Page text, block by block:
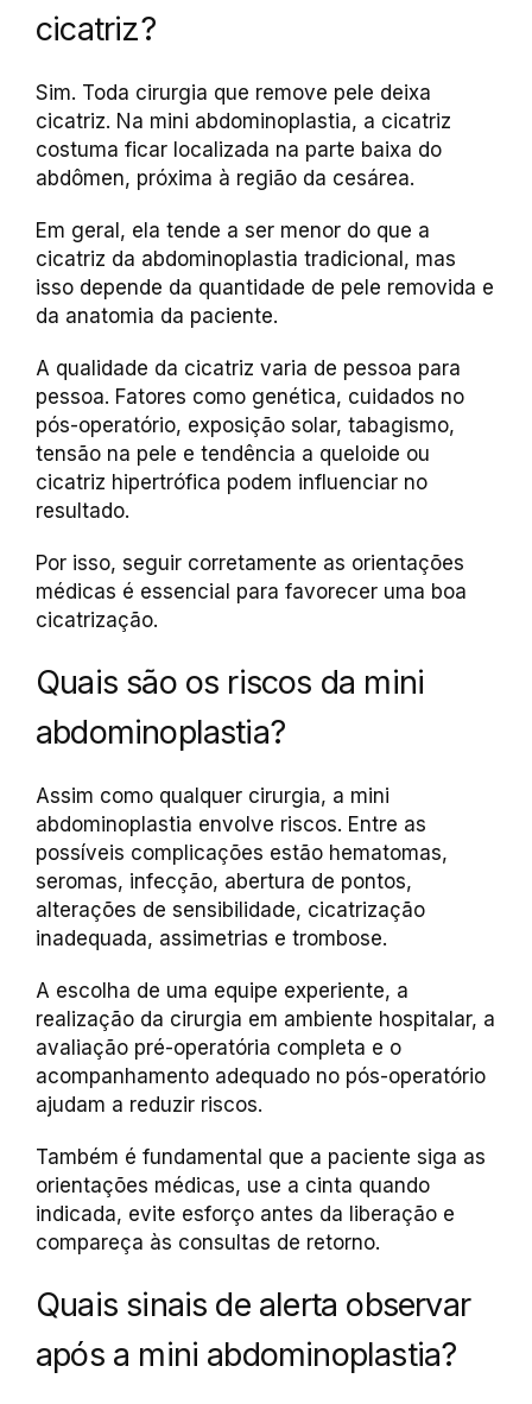
cicatriz?
Sim. Toda cirurgia que remove pele deixa
cicatriz. Na mini abdominoplastia, a cicatriz
costuma ficar localizada na parte baixa do
abdômen, próxima à região da cesárea.
Em geral, ela tende a ser menor do que a
cicatriz da abdominoplastia tradicional, mas
isso depende da quantidade de pele removida e
da anatomia da paciente.
A qualidade da cicatriz varia de pessoa para
pessoa. Fatores como genética, cuidados no
pós-operatório, exposição solar, tabagismo,
tensão na pele e tendência a queloide ou
cicatriz hipertrófica podem influenciar no
resultado.
Por isso, seguir corretamente as orientações
médicas é essencial para favorecer uma boa
cicatrização.
Quais são os riscos da mini
abdominoplastia?
Assim como qualquer cirurgia, a mini
abdominoplastia envolve riscos. Entre as
possíveis complicações estão hematomas,
seromas, infecção, abertura de pontos,
alterações de sensibilidade, cicatrização
inadequada, assimetrias e trombose.
A escolha de uma equipe experiente, a
realização da cirurgia em ambiente hospitalar, a
avaliação pré-operatória completa e o
acompanhamento adequado no pós-operatório
ajudam a reduzir riscos.
Também é fundamental que a paciente siga as
orientações médicas, use a cinta quando
indicada, evite esforço antes da liberação e
compareça às consultas de retorno.
Quais sinais de alerta observar
após a mini abdominoplastia?